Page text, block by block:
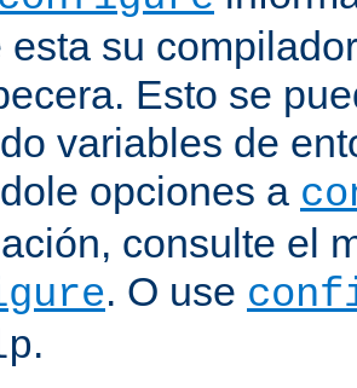
esta su
Esto se
variables de
opciones a
consulte el
. O use
.